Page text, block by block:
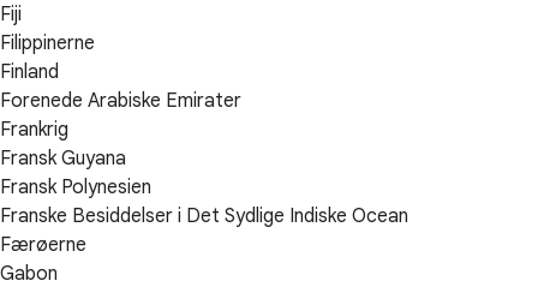
Fiji
Filippinerne
Finland
Forenede Arabiske Emirater
Frankrig
Fransk Guyana
Fransk Polynesien
Franske Besiddelser i Det Sydlige Indiske Ocean
Færøerne
Gabon